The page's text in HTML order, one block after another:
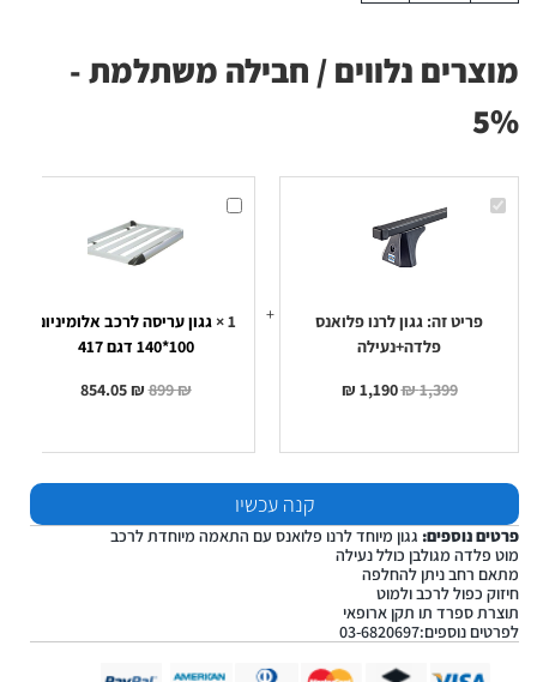
מוצרים נלווים / חבילה משתלמת -
5%
גגון
לרנו
פריט זה: גגון לרנו פלואנס
פלדה+נעילה
1,399
₪
1,190
₪
גגון
עריסה
1
×גגון עריסה לרכב אלומיניום
100*140 דגם 417
899₪
854.05₪
קנה עכשיו
פרטים נוספים: גגון מיוחד לרנו פלואנס עם התאמה מיוחדת לרכב
מוט פלדה מגולבן כולל נעילה
מתאם רחב ניתן להחלפה
חיזוק כפול לרכב ולמוט
תוצרת ספרד תו תקן ארופאי
לפרטים נוספים:03-6820697